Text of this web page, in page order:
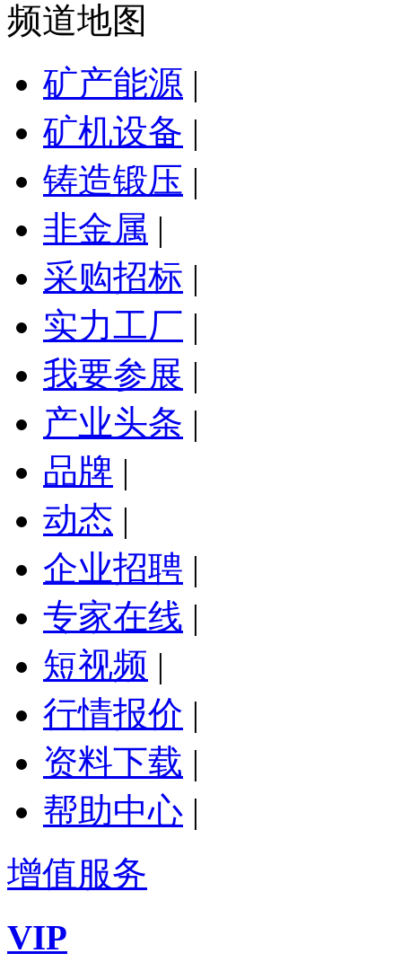
频道地图
矿产能源 |
矿机设备 |
铸造锻压 |
非金属 |
采购招标 |
实力工厂 |
我要参展 |
产业头条 |
品牌 |
动态 |
企业招聘 |
专家在线 |
短视频 |
行情报价 |
资料下载 |
帮助中心 |
增值服务
VIP